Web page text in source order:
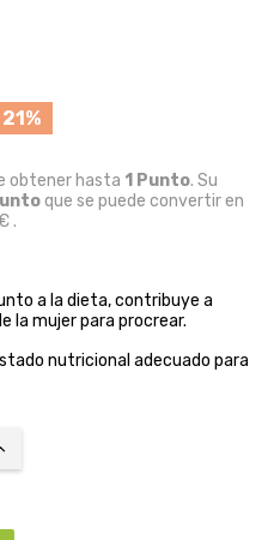
obtener hasta 1 Punto. Su
que se puede convertir en
.
a la dieta, contribuye a
la mujer para procrear.
nutricional adecuado para